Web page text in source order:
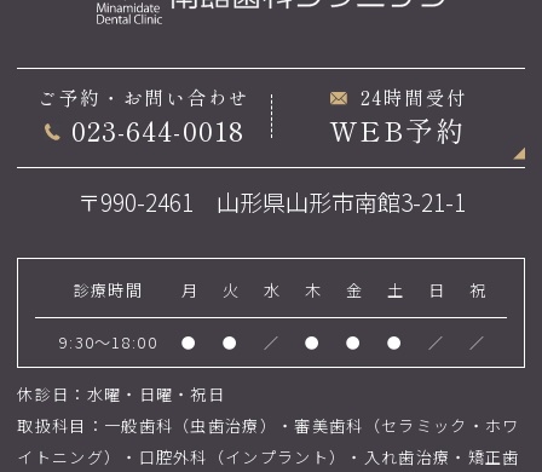
ご予約・お問い合わせ
023-644-0018
24時間受付
WEB予約
〒990-2461 山形県山形市南館3-21-1
診療時間 月 火 水 木 金 土 日 祝
9:30～18:00 ● ● ／ ● ● ● ／ ／
休診日：水曜・日曜・祝日
取扱科目：一般歯科（虫歯治療）・審美歯科（セラミック・ホワ
イトニング）・口腔外科（インプラント）・入れ歯治療・矯正歯